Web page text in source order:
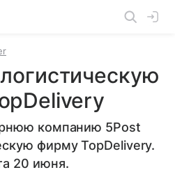
компанию 5Post
фирму TopDelivery.
20 июня.